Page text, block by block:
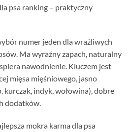
psa ranking – praktyczny
numer jeden dla wrażliwych
Ma wyraźny zapach, naturalny
nawodnienie. Kluczem jest
mięsa mięśniowego, jasno
kurczak, indyk, wołowina), dobre
dodatków.
mokra karma dla psa